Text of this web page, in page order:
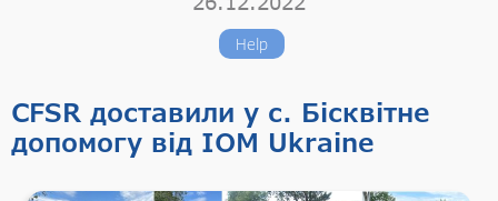
Help
CFSR доставили у с. Бісквітне
допомогу від IOM Ukraine